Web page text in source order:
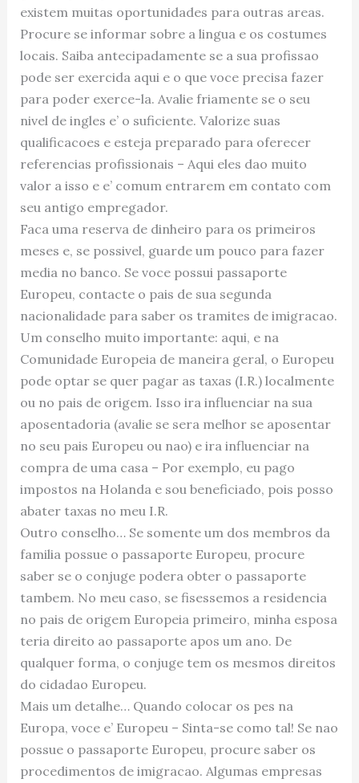
existem muitas oportunidades para outras areas.
Procure se informar sobre a lingua e os costumes
locais. Saiba antecipadamente se a sua profissao
pode ser exercida aqui e o que voce precisa fazer
para poder exerce-la. Avalie friamente se o seu
nivel de ingles e’ o suficiente. Valorize suas
qualificacoes e esteja preparado para oferecer
referencias profissionais – Aqui eles dao muito
valor a isso e e’ comum entrarem em contato com
seu antigo empregador.
Faca uma reserva de dinheiro para os primeiros
meses e, se possivel, guarde um pouco para fazer
media no banco. Se voce possui passaporte
Europeu, contacte o pais de sua segunda
nacionalidade para saber os tramites de imigracao.
Um conselho muito importante: aqui, e na
Comunidade Europeia de maneira geral, o Europeu
pode optar se quer pagar as taxas (I.R.) localmente
ou no pais de origem. Isso ira influenciar na sua
aposentadoria (avalie se sera melhor se aposentar
no seu pais Europeu ou nao) e ira influenciar na
compra de uma casa – Por exemplo, eu pago
impostos na Holanda e sou beneficiado, pois posso
abater taxas no meu I.R.
Outro conselho… Se somente um dos membros da
familia possue o passaporte Europeu, procure
saber se o conjuge podera obter o passaporte
tambem. No meu caso, se fisessemos a residencia
no pais de origem Europeia primeiro, minha esposa
teria direito ao passaporte apos um ano. De
qualquer forma, o conjuge tem os mesmos direitos
do cidadao Europeu.
Mais um detalhe… Quando colocar os pes na
Europa, voce e’ Europeu – Sinta-se como tal! Se nao
possue o passaporte Europeu, procure saber os
procedimentos de imigracao. Algumas empresas